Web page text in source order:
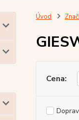
Úvod
Cena: